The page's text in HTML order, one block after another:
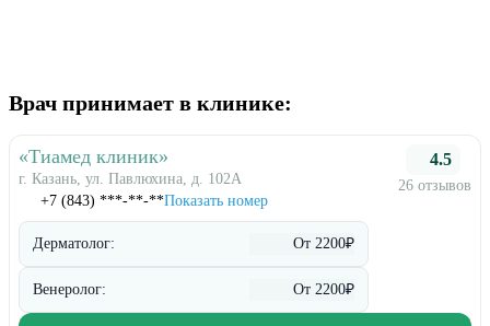
Врач принимает в клинике:
«Тиамед клиник»
г. Казань, ул. Павлюхина, д. 102А
+7 (843) ***-**-**Показать номер
4.5
26 отзывов
Дерматолог: От 2200₽
Венеролог: От 2200₽